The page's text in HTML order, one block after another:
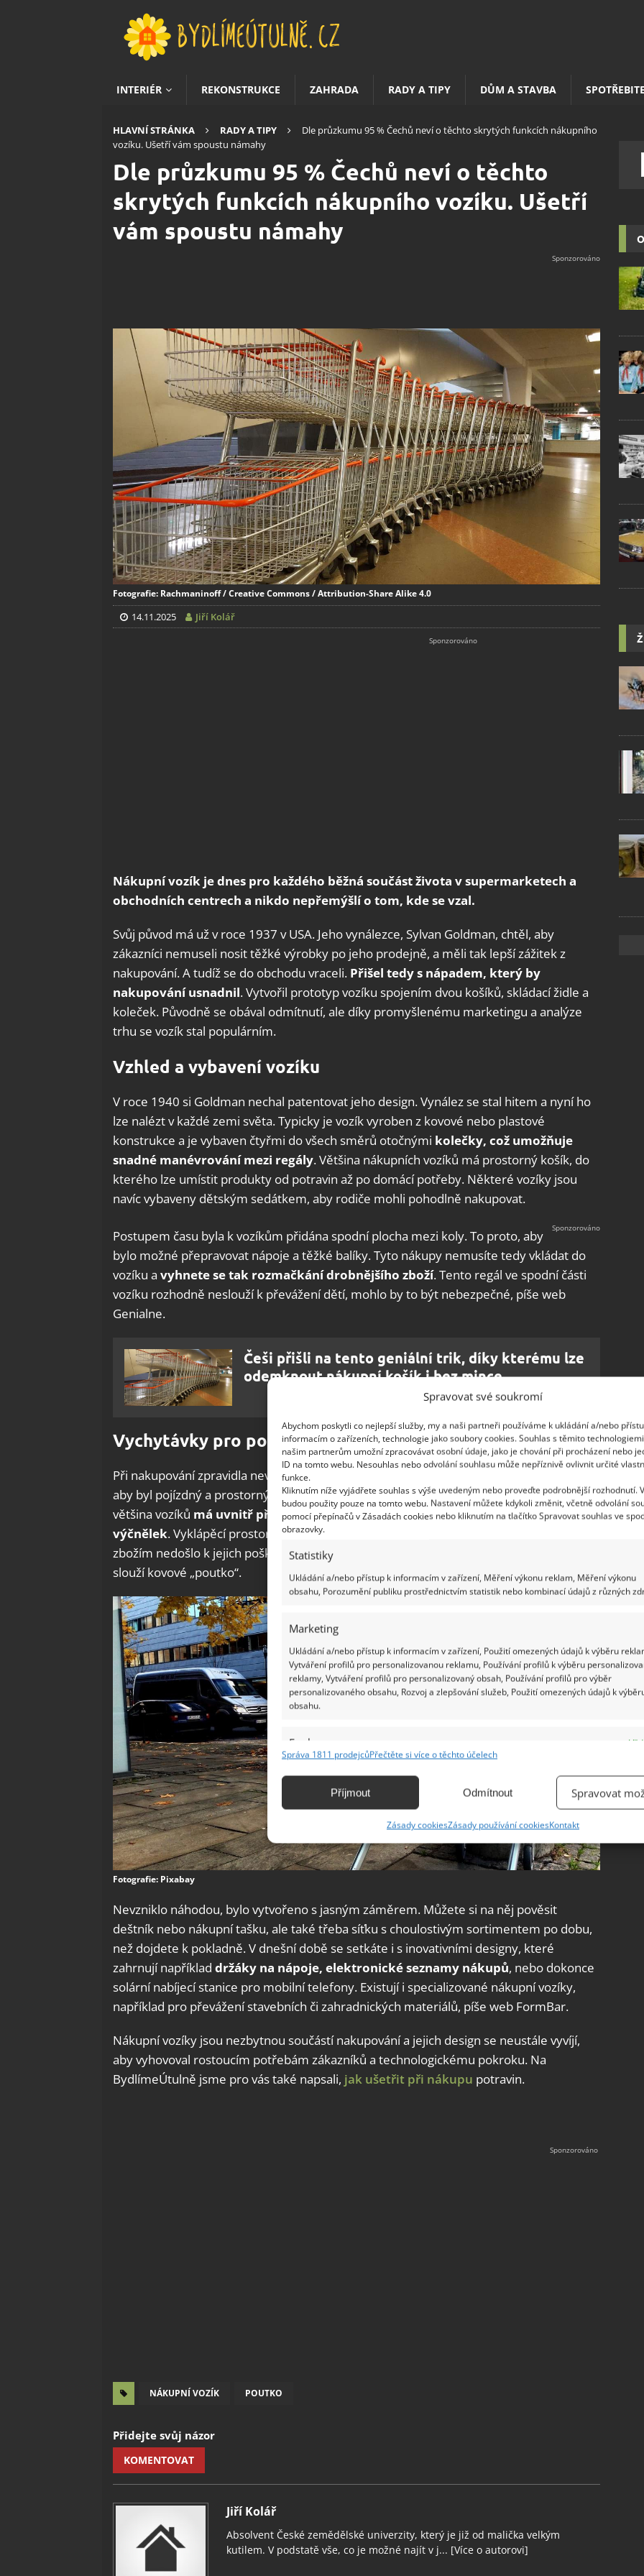
Spravovat své soukromí
Abychom poskytli co nejlepší služby, my a naši partneři používáme k ukládání a/nebo
informacím o zařízeních, technologie jako soubory cookies. Souhlas s těmito
našim partnerům umožní zpracovávat osobní údaje, jako je chování při procházení nebo
ID na tomto webu. Nesouhlas nebo odvolání souhlasu může nepříznivě ovlivnit určité
funkce.
Kliknutím níže vyjádřete souhlas s výše uvedeným nebo proveďte podrobnější rozhodnutí.
budou použity pouze na tomto webu. Nastavení můžete kdykoli změnit, včetně odvolání
pomocí přepínačů v Zásadách cookies nebo kliknutím na tlačítko Spravovat souhlas ve
obrazovky.
Statistiky
Ukládání a/nebo přístup k informacím v zařízení, Měření výkonu reklam, Měření výkonu
obsahu, Porozumění publiku prostřednictvím statistik nebo kombinací údajů z různých
Marketing
Ukládání a/nebo přístup k informacím v zařízení, Použití omezených údajů k výběru
Vytváření profilů pro personalizovanou reklamu, Používání profilů k výběru
reklamy, Vytváření profilů pro personalizovaný obsah, Používání profilů pro výběr
personalizovaného obsahu, Rozvoj a zlepšování služeb, Použití omezených údajů k
obsahu.
Funkce
Identifikace zařízení na základě automaticky přenášených informací.
základě aktivně vyžádaných informací.
Zajištění bezpečnosti, předcházení a zjišťování podvodů a
Ukládání a sdělování voleb ochrany osobních údajů.
Správa 1811 prodejcůPřečtěte si více o těchto účelech
Příjmout Odmítnout Spravovat
Zásady cookiesZásady používání cookiesKontakt
INTERIÉR REKONSTRUKCE ZAHRADA RADY A TIPY DŮM A STAVBA
HLAVNÍ STRÁNKA RADY A TIPY
Dle průzkumu 95 % Čechů neví o těchto skrytých funkcích nákupního
vozíku. Ušetří vám spoustu námahy
Dle průzkumu 95 % Čechů neví o těchto
skrytých funkcích nákupního vozíku. Ušetří
vám spoustu námahy
Fotografie: Rachmaninoff / Creative Commons / Attribution-Share Alike 4.0
14.11.2025 Jiří Kolář
Nákupní vozík je dnes pro každého běžná součást života v supermarketech a
obchodních centrech a nikdo nepřemýšlí o tom, kde se vzal.
Svůj původ má už v roce 1937 v USA. Jeho vynálezce, Sylvan Goldman, chtěl, aby
zákazníci nemuseli nosit těžké výrobky po jeho prodejně, a měli tak lepší zážitek z
nakupování. A tudíž se do obchodu vraceli. Přišel tedy s nápadem, který by
nakupování usnadnil. Vytvořil prototyp vozíku spojením dvou košíků, skládací židle a
koleček. Původně se obával odmítnutí, ale díky promyšlenému marketingu a analýze
trhu se vozík stal populárním.
Vzhled a vybavení vozíku
V roce 1940 si Goldman nechal patentovat jeho design. Vynález se stal hitem a nyní ho
lze nalézt v každé zemi světa. Typicky je vozík vyroben z kovové nebo plastové
konstrukce a je vybaven čtyřmi do všech směrů otočnými kolečky, což umožňuje
snadné manévrování mezi regály. Většina nákupních vozíků má prostorný košík, do
kterého lze umístit produkty od potravin až po domácí potřeby. Některé vozíky jsou
navíc vybaveny dětským sedátkem, aby rodiče mohli pohodlně nakupovat.
Postupem času byla k vozíkům přidána spodní plocha mezi koly. To proto, aby
bylo možné přepravovat nápoje a těžké balíky. Tyto nákupy nemusíte tedy vkládat do
vozíku a vyhnete se tak rozmačkání drobnějšího zboží. Tento regál ve spodní části
vozíku rozhodně neslouží k převážení dětí, mohlo by to být nebezpečné, píše web
Genialne.
Češi přišli na tento geniální trik, díky kterému lze
odemknout nákupní košík i bez mince
Vychytávky pro pohodlnější nákup
Při nakupování zpravidla nevěnujete pozornost tomu, jaký vozík jste popadli. Je důležité,
aby byl pojízdný a prostorný, ostatní je celkem vedlejší. Možná jste si ale všimli, že
většina vozíků má uvnitř přídavnou vyklápěcí plochu a na její horní části kovový
výčnělek. Vyklápěcí prostor slouží k uložení drobných produktů, aby mezi ostatním
zbožím nedošlo k jejich poškození. A snad jste se zamysleli i nad tím, k čemu vlastně
slouží kovové „poutko“.
Fotografie: Pixabay
Nevzniklo náhodou, bylo vytvořeno s jasným záměrem. Můžete si na něj pověsit
deštník nebo nákupní tašku, ale také třeba síťku s choulostivým sortimentem po dobu,
než dojdete k pokladně. V dnešní době se setkáte i s inovativními designy, které
zahrnují například držáky na nápoje, elektronické seznamy nákupů, nebo dokonce
solární nabíjecí stanice pro mobilní telefony. Existují i specializované nákupní vozíky,
například pro převážení stavebních či zahradnických materiálů, píše web FormBar.
Nákupní vozíky jsou nezbytnou součástí nakupování a jejich design se neustále vyvíjí,
aby vyhovoval rostoucím potřebám zákazníků a technologickému pokroku. Na
BydlímeÚtulně jsme pro vás také napsali, jak ušetřit při nákupu potravin.
NÁKUPNÍ VOZÍK POUTKO
Přidejte svůj názor
KOMENTOVAT
Jiří Kolář
Absolvent České zemědělské univerzity, který je již od malička velkým
kutilem. V podstatě vše, co je možné najít v j... [Více o autorovi]